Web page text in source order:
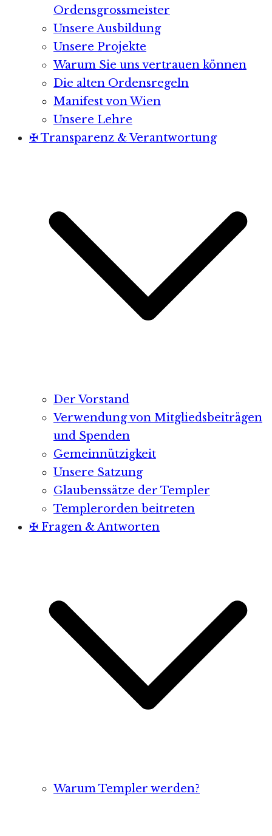
Ordensgrossmeister
Unsere Ausbildung
Unsere Projekte
Warum Sie uns vertrauen können
Die alten Ordensregeln
Manifest von Wien
Unsere Lehre
✠ Transparenz & Verantwortung
Der Vorstand
Verwendung von Mitgliedsbeiträgen
und Spenden
Gemeinnützigkeit
Unsere Satzung
Glaubenssätze der Templer
Templerorden beitreten
✠ Fragen & Antworten
Warum Templer werden?